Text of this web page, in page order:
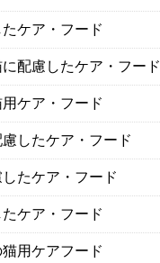
ケア・フード
配慮したケア・フード
ケア・フード
したケア・フード
たケア・フード
ケア・フード
用ケアフード